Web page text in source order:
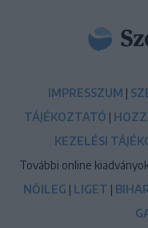
IMPRESSZUM |
TÁJÉKOZTATÓ |
KEZELÉSI
További online
NŐILEG | LIGET |